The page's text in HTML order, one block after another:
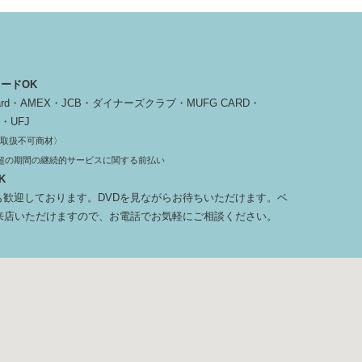
ドOK
・AMEX・JCB・ダイナーズクラブ・MUFG CARD・
UFJ
扱不可商材〉
の期間の継続的サービスに関する前払い
歓迎しております。DVDを見ながらお待ちいただけます。ベ
店いただけますので、お電話でお気軽にご相談ください。